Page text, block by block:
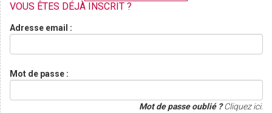
VOUS ÊTES DÉJÀ INSCRIT ?
Adresse email :
Mot de passe :
Mot de passe oublié ?Cliquez ici.